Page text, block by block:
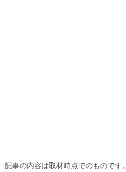
記事の内容は取材時点でのものです。